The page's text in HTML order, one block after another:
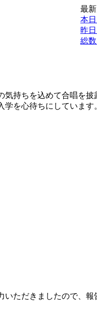
最
本日
昨
総
持ちを込めて合唱を披
を心待ちにしています
ただきましたので、報